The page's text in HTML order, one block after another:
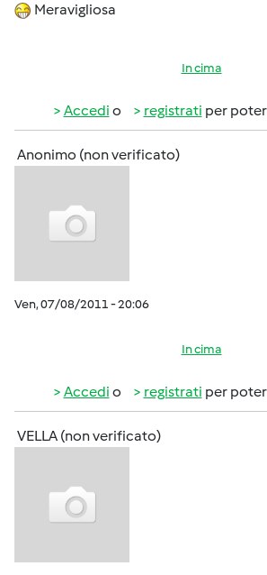
Meravigliosa
In cima
Accedi o registrati per
Anonimo (non verificato)
Ven, 07/08/2011 - 20:06
In cima
Accedi o registrati per
VELLA (non verificato)